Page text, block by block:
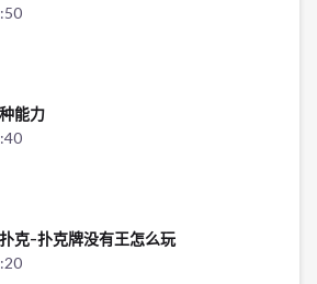
能力
克-扑克牌没有王怎么玩